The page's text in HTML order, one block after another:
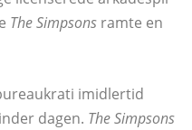
The Simpsons ramte en
imidlertid
dagen. The Simpsons